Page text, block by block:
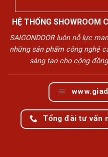
HỆ THỐNG SHOWROOM
SAIGONDOOR luôn nỗ lực
những sản phẩm công nghệ
sáng tạo cho cộng
Tổng đài tư vấn